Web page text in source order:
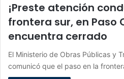
¡Preste atención
frontera sur, en Paso
encuentra cerrado
El Ministerio de Obras Públicas y
comunicó que el paso en la